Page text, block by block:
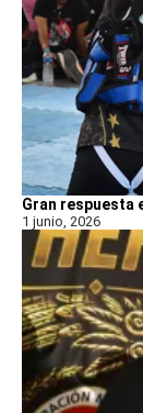
Gran respuesta
1 junio, 2026